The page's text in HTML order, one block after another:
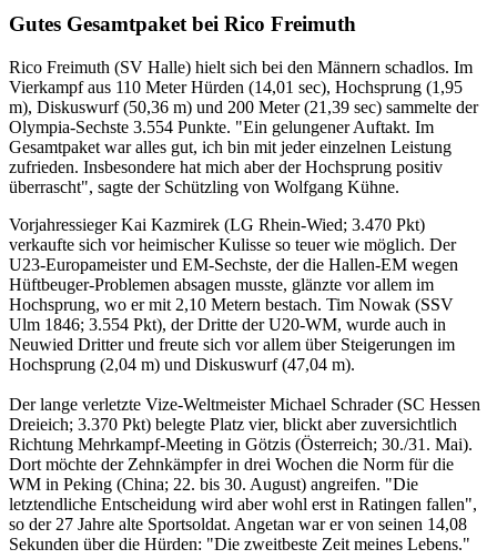
Gutes Gesamtpaket bei Rico Freimuth
Rico Freimuth (SV Halle) hielt sich bei den Männern schadlos. Im
Vierkampf aus 110 Meter Hürden (14,01 sec), Hochsprung (1,95
m), Diskuswurf (50,36 m) und 200 Meter (21,39 sec) sammelte der
Olympia-Sechste 3.554 Punkte. "Ein gelungener Auftakt. Im
Gesamtpaket war alles gut, ich bin mit jeder einzelnen Leistung
zufrieden. Insbesondere hat mich aber der Hochsprung positiv
überrascht", sagte der Schützling von Wolfgang Kühne.
Vorjahressieger Kai Kazmirek (LG Rhein-Wied; 3.470 Pkt)
verkaufte sich vor heimischer Kulisse so teuer wie möglich. Der
U23-Europameister und EM-Sechste, der die Hallen-EM wegen
Hüftbeuger-Problemen absagen musste, glänzte vor allem im
Hochsprung, wo er mit 2,10 Metern bestach. Tim Nowak (SSV
Ulm 1846; 3.554 Pkt), der Dritte der U20-WM, wurde auch in
Neuwied Dritter und freute sich vor allem über Steigerungen im
Hochsprung (2,04 m) und Diskuswurf (47,04 m).
Der lange verletzte Vize-Weltmeister Michael Schrader (SC Hessen
Dreieich; 3.370 Pkt) belegte Platz vier, blickt aber zuversichtlich
Richtung Mehrkampf-Meeting in Götzis (Österreich; 30./31. Mai).
Dort möchte der Zehnkämpfer in drei Wochen die Norm für die
WM in Peking (China; 22. bis 30. August) angreifen. "Die
letztendliche Entscheidung wird aber wohl erst in Ratingen fallen",
so der 27 Jahre alte Sportsoldat. Angetan war er von seinen 14,08
Sekunden über die Hürden: "Die zweitbeste Zeit meines Lebens."